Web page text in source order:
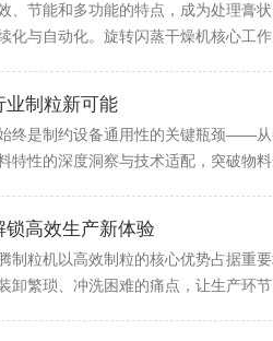
、节能和多功能的特点，成为处理膏
与自动化。旋转闪蒸干燥机核心工作
业制粒新可能
终是制约设备通用性的关键瓶颈——
性的深度洞察与技术适配，突破物料
高效生产新体验
制粒机以高效制粒的核心优势占据重
繁琐、冲洗困难的痛点，让生产环节